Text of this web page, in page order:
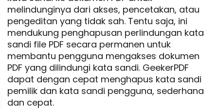
melindunginya dari akses, pencetakan, atau
pengeditan yang tidak sah. Tentu saja, ini
mendukung penghapusan perlindungan kata
sandi file PDF secara permanen untuk
membantu pengguna mengakses dokumen
PDF yang dilindungi kata sandi. GeekerPDF
dapat dengan cepat menghapus kata sandi
pemilik dan kata sandi pengguna, sederhana
dan cepat.